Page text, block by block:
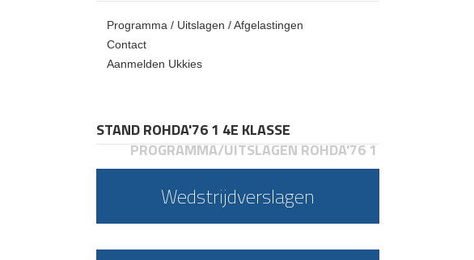
Programma / Uitslagen / Afgelastingen
Contact
Aanmelden Ukkies
STAND ROHDA'76 1 4E KLASSE
PROGRAMMA/UITSLAGEN ROHDA'76 1
Wedstrijdverslagen